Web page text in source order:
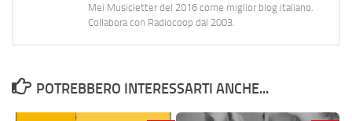
Mei Musicletter del 2016 come miglior blog italiano.
Collabora con Radiocoop dal 2003.
POTREBBERO INTERESSARTI ANCHE...